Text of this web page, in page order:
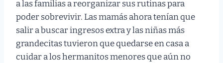
a las familias a reorganizar sus rutinas para
poder sobrevivir. Las mamás ahora tenían que
salir a buscar ingresos extra y las niñas más
grandecitas tuvieron que quedarse en casa a
cuidar a los hermanitos menores que aún no